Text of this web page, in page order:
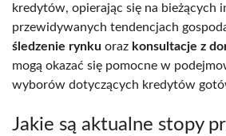
kredytów, opierając się na bieżących
przewidywanych tendencjach
śledzenie rynku oraz konsultacje z
mogą okazać się pomocne w
wyborów dotyczących kredytów
Jakie są aktualne stopy